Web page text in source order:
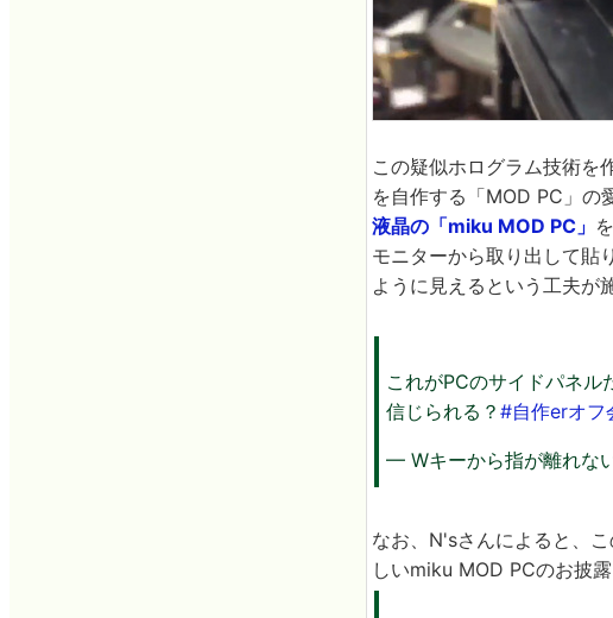
この疑似ホログラム技術を
を自作する「MOD PC」の
液晶の「miku MOD PC」
モニターから取り出して貼
ように見えるという工夫が
これがPCのサイドパネル
信じられる？ #自作erオフ
— Wキーから指が離れな
なお、N'sさんによると、
しいmiku MOD PCのお披